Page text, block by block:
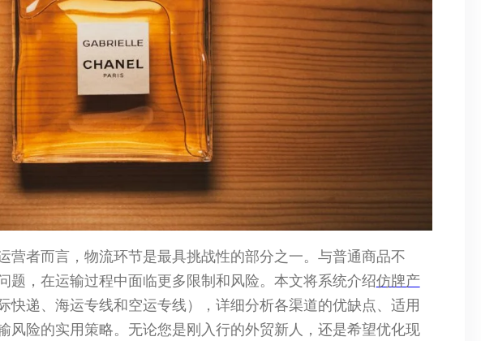
营者而言，物流环节是最具挑战性的部分之一。与普通商品不
题，在运输过程中面临更多限制和风险。本文将系统介绍仿牌产
快递、海运专线和空运专线），详细分析各渠道的优缺点、适用
风险的实用策略。无论您是刚入行的外贸新人，还是希望优化现